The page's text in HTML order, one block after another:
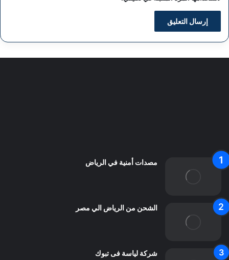
مصدات أمنية في الرياض
الشحن من الرياض الي مصر
شركة لياسة فى تبوك